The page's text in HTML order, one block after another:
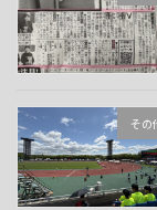
その